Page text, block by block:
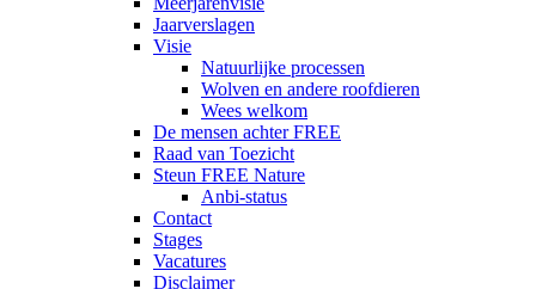
Jaarverslagen
Visie
Natuurlijke processen
Wolven en andere roofdieren
Wees welkom
De mensen achter FREE
Raad van Toezicht
Steun FREE Nature
Anbi-status
Contact
Stages
Vacatures
Disclaimer